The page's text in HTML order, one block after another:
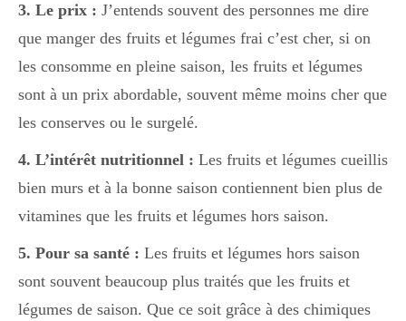
Semaines Spéciales
cupcake
apéro
Halloween
Japon
3. Le prix : J’entends souvent des personnes me dire
que manger des fruits et légumes frai c’est cher, si on
les consomme en pleine saison, les fruits et légumes
sont à un prix abordable, souvent même moins cher que
les conserves ou le surgelé.
4. L’intérêt nutritionnel : Les fruits et légumes cueillis
bien murs et à la bonne saison contiennent bien plus de
vitamines que les fruits et légumes hors saison.
5. Pour sa santé : Les fruits et légumes hors saison
sont souvent beaucoup plus traités que les fruits et
légumes de saison. Que ce soit grâce à des chimiques